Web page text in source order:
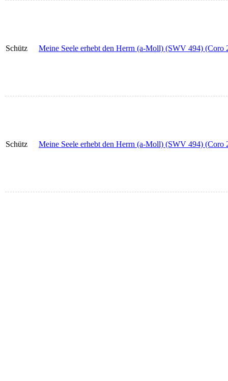
Schütz Meine Seele erhebt den Herrn (a-Moll) (SWV 494) (Coro
Schütz Meine Seele erhebt den Herrn (a-Moll) (SWV 494) (Coro